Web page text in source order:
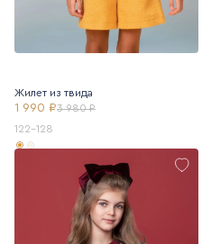
Жилет из твида
1 990 ₽3 980 ₽
122-128